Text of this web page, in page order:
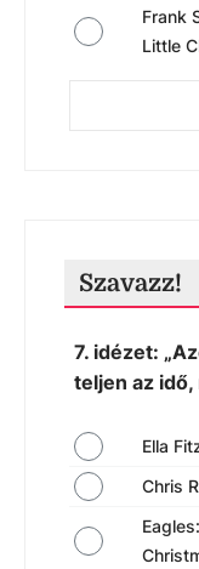
Frank
Little
Szavazz!
7. idézet:
teljen az
Ella
Chris